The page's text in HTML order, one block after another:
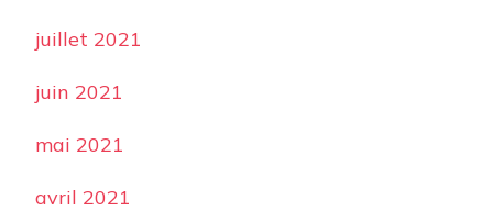
juillet 2021
juin 2021
mai 2021
avril 2021